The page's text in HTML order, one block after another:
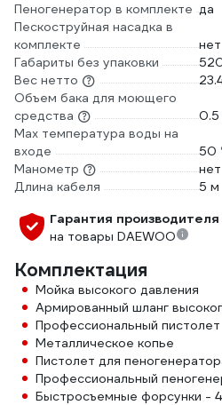
Пеногенератор в комплекте да
Пескоструйная насадка в
комплекте
нет
Габариты без упаковки
Вес нетто
Объем бака для моющего
средства
0.5
Max температура воды на
входе
50
Манометр
нет
Длина кабеля
5 м
Гарантия
на товары DAEWOO
Комплектация
Мойка высокого давления
Армированный шланг
Профессиональный пистолет
Металлическое копье
Пистолет для
Профессиональный
Быстросъемные форсунки -